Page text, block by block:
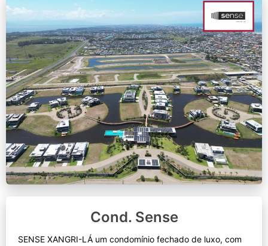
Cond. Sense
SENSE XANGRI-LÁ um condomínio fechado de luxo, com